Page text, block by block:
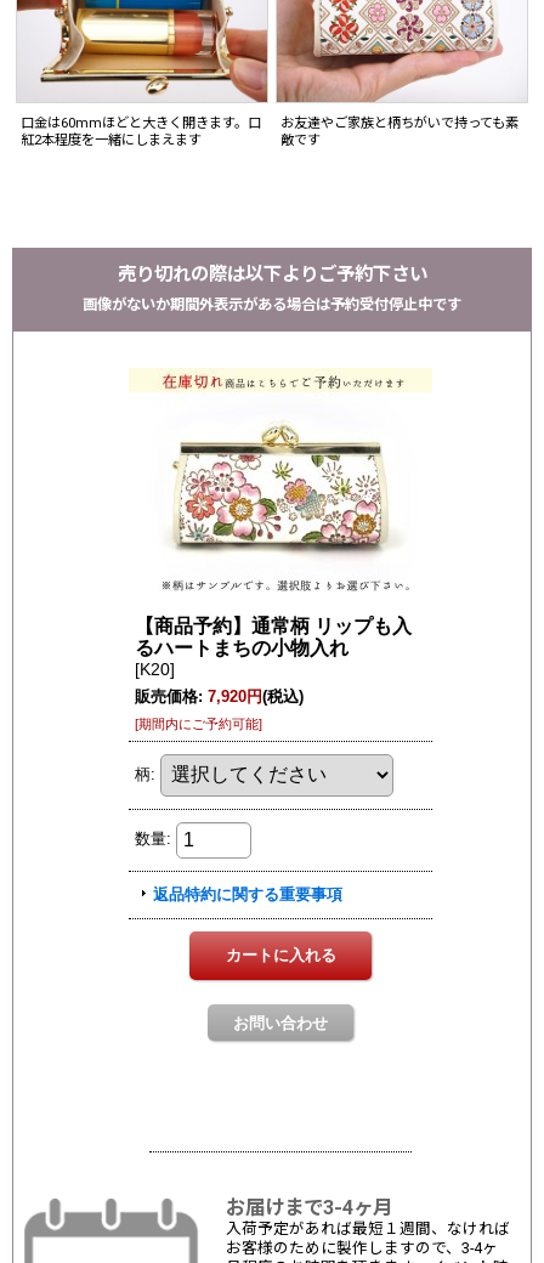
口金は60mmほどと大きく開きます。口
紅2本程度を一緒にしまえます
お友達やご家族と柄ちがいで持っても素
敵です
売り切れの際は以下よりご予約下さい
画像がないか期間外表示がある場合は予約受付停止中です
お届けまで3-4ヶ月
入荷予定があれば最短１週間、なければ
お客様のために製作しますので、3-4ヶ